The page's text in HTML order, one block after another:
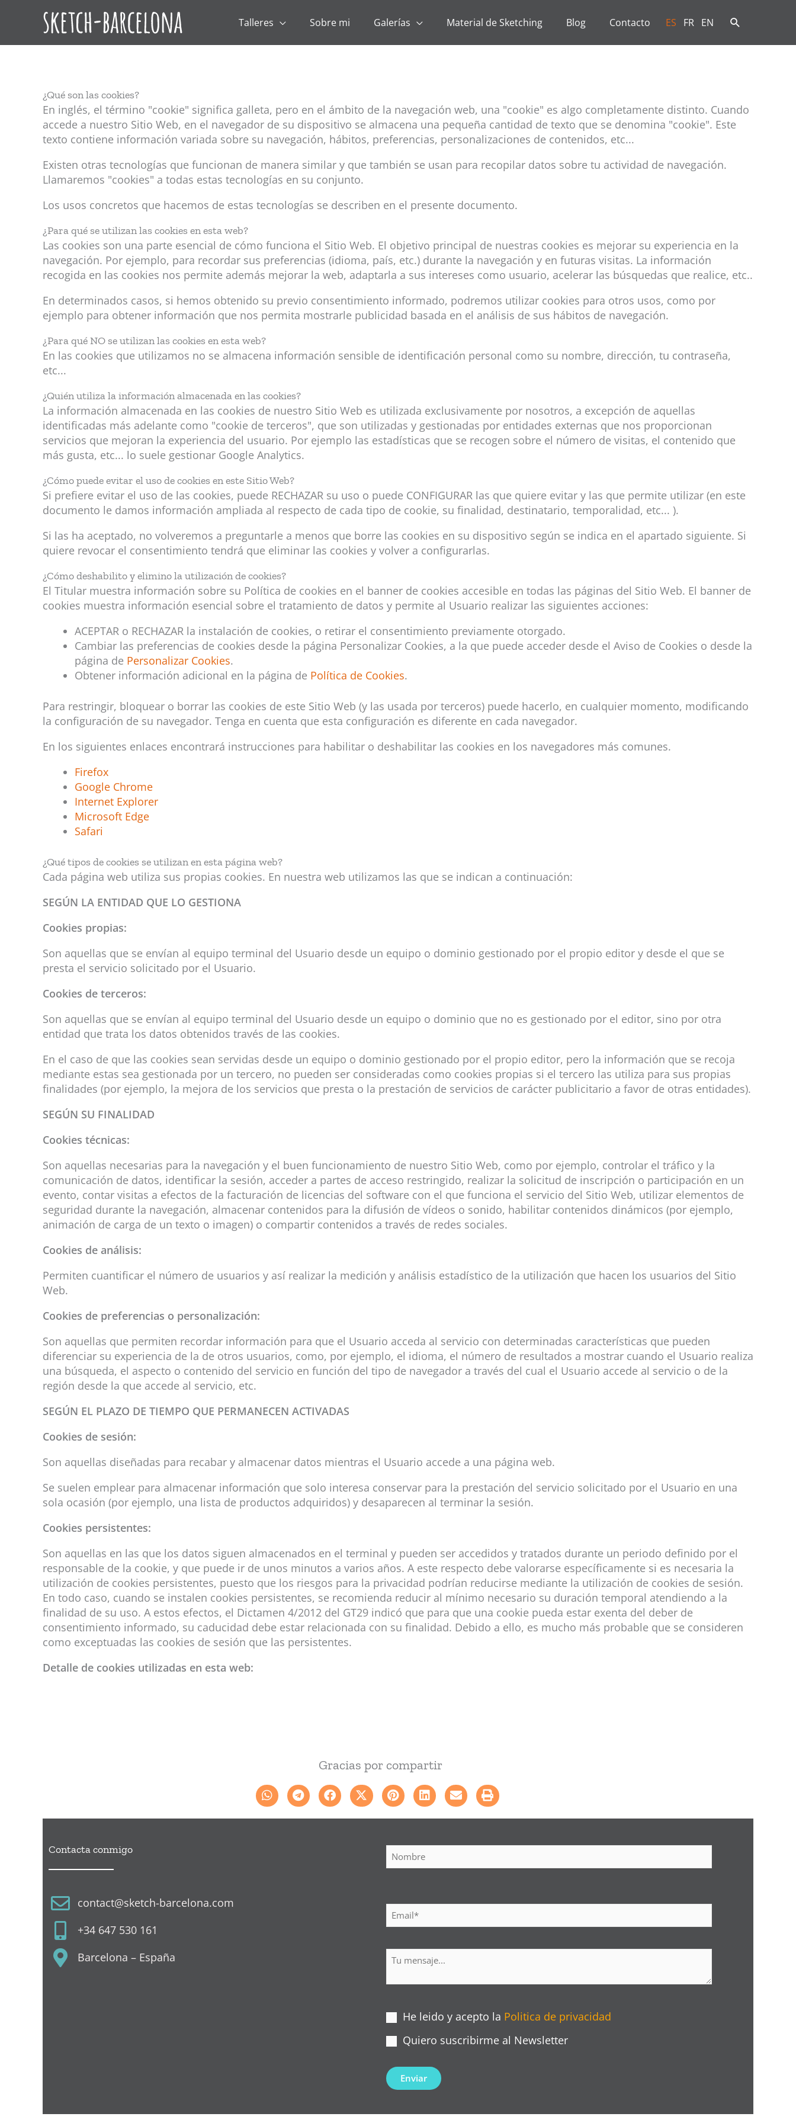
contenido
Talleres Sobre mi Galerías Material de Sketching Blog Contacto ES FR EN
¿Qué son las cookies?
En inglés, el término "cookie" significa galleta, pero en el ámbito de la navegación web, una "cookie" es algo completamente distinto. Cuando
accede a nuestro Sitio Web, en el navegador de su dispositivo se almacena una pequeña cantidad de texto que se denomina "cookie". Este
texto contiene información variada sobre su navegación, hábitos, preferencias, personalizaciones de contenidos, etc...
Existen otras tecnologías que funcionan de manera similar y que también se usan para recopilar datos sobre tu actividad de navegación.
Llamaremos "cookies" a todas estas tecnologías en su conjunto.
Los usos concretos que hacemos de estas tecnologías se describen en el presente documento.
¿Para qué se utilizan las cookies en esta web?
Las cookies son una parte esencial de cómo funciona el Sitio Web. El objetivo principal de nuestras cookies es mejorar su experiencia en la
navegación. Por ejemplo, para recordar sus preferencias (idioma, país, etc.) durante la navegación y en futuras visitas. La información
recogida en las cookies nos permite además mejorar la web, adaptarla a sus intereses como usuario, acelerar las búsquedas que realice, etc..
En determinados casos, si hemos obtenido su previo consentimiento informado, podremos utilizar cookies para otros usos, como por
ejemplo para obtener información que nos permita mostrarle publicidad basada en el análisis de sus hábitos de navegación.
¿Para qué NO se utilizan las cookies en esta web?
En las cookies que utilizamos no se almacena información sensible de identificación personal como su nombre, dirección, tu contraseña,
etc...
¿Quién utiliza la información almacenada en las cookies?
La información almacenada en las cookies de nuestro Sitio Web es utilizada exclusivamente por nosotros, a excepción de aquellas
identificadas más adelante como "cookie de terceros", que son utilizadas y gestionadas por entidades externas que nos proporcionan
servicios que mejoran la experiencia del usuario. Por ejemplo las estadísticas que se recogen sobre el número de visitas, el contenido que
más gusta, etc... lo suele gestionar Google Analytics.
¿Cómo puede evitar el uso de cookies en este Sitio Web?
Si prefiere evitar el uso de las cookies, puede RECHAZAR su uso o puede CONFIGURAR las que quiere evitar y las que permite utilizar (en este
documento le damos información ampliada al respecto de cada tipo de cookie, su finalidad, destinatario, temporalidad, etc... ).
Si las ha aceptado, no volveremos a preguntarle a menos que borre las cookies en su dispositivo según se indica en el apartado siguiente. Si
quiere revocar el consentimiento tendrá que eliminar las cookies y volver a configurarlas.
¿Cómo deshabilito y elimino la utilización de cookies?
El Titular muestra información sobre su Política de cookies en el banner de cookies accesible en todas las páginas del Sitio Web. El banner de
cookies muestra información esencial sobre el tratamiento de datos y permite al Usuario realizar las siguientes acciones:
ACEPTAR o RECHAZAR la instalación de cookies, o retirar el consentimiento previamente otorgado.
Cambiar las preferencias de cookies desde la página Personalizar Cookies, a la que puede acceder desde el Aviso de Cookies o desde la
página de Personalizar Cookies.
Obtener información adicional en la página de Política de Cookies.
Para restringir, bloquear o borrar las cookies de este Sitio Web (y las usada por terceros) puede hacerlo, en cualquier momento, modificando
la configuración de su navegador. Tenga en cuenta que esta configuración es diferente en cada navegador.
En los siguientes enlaces encontrará instrucciones para habilitar o deshabilitar las cookies en los navegadores más comunes.
Firefox
Google Chrome
Internet Explorer
Microsoft Edge
Safari
¿Qué tipos de cookies se utilizan en esta página web?
Cada página web utiliza sus propias cookies. En nuestra web utilizamos las que se indican a continuación:
SEGÚN LA ENTIDAD QUE LO GESTIONA
Cookies propias:
Son aquellas que se envían al equipo terminal del Usuario desde un equipo o dominio gestionado por el propio editor y desde el que se
presta el servicio solicitado por el Usuario.
Cookies de terceros:
Son aquellas que se envían al equipo terminal del Usuario desde un equipo o dominio que no es gestionado por el editor, sino por otra
entidad que trata los datos obtenidos través de las cookies.
En el caso de que las cookies sean servidas desde un equipo o dominio gestionado por el propio editor, pero la información que se recoja
mediante estas sea gestionada por un tercero, no pueden ser consideradas como cookies propias si el tercero las utiliza para sus propias
finalidades (por ejemplo, la mejora de los servicios que presta o la prestación de servicios de carácter publicitario a favor de otras entidades).
SEGÚN SU FINALIDAD
Cookies técnicas:
Son aquellas necesarias para la navegación y el buen funcionamiento de nuestro Sitio Web, como por ejemplo, controlar el tráfico y la
comunicación de datos, identificar la sesión, acceder a partes de acceso restringido, realizar la solicitud de inscripción o participación en un
evento, contar visitas a efectos de la facturación de licencias del software con el que funciona el servicio del Sitio Web, utilizar elementos de
seguridad durante la navegación, almacenar contenidos para la difusión de vídeos o sonido, habilitar contenidos dinámicos (por ejemplo,
animación de carga de un texto o imagen) o compartir contenidos a través de redes sociales.
Cookies de análisis:
Permiten cuantificar el número de usuarios y así realizar la medición y análisis estadístico de la utilización que hacen los usuarios del Sitio
Web.
Cookies de preferencias o personalización:
Son aquellas que permiten recordar información para que el Usuario acceda al servicio con determinadas características que pueden
diferenciar su experiencia de la de otros usuarios, como, por ejemplo, el idioma, el número de resultados a mostrar cuando el Usuario realiza
una búsqueda, el aspecto o contenido del servicio en función del tipo de navegador a través del cual el Usuario accede al servicio o de la
región desde la que accede al servicio, etc.
SEGÚN EL PLAZO DE TIEMPO QUE PERMANECEN ACTIVADAS
Cookies de sesión:
Son aquellas diseñadas para recabar y almacenar datos mientras el Usuario accede a una página web.
Se suelen emplear para almacenar información que solo interesa conservar para la prestación del servicio solicitado por el Usuario en una
sola ocasión (por ejemplo, una lista de productos adquiridos) y desaparecen al terminar la sesión.
Cookies persistentes:
Son aquellas en las que los datos siguen almacenados en el terminal y pueden ser accedidos y tratados durante un periodo definido por el
responsable de la cookie, y que puede ir de unos minutos a varios años. A este respecto debe valorarse específicamente si es necesaria la
utilización de cookies persistentes, puesto que los riesgos para la privacidad podrían reducirse mediante la utilización de cookies de sesión.
En todo caso, cuando se instalen cookies persistentes, se recomienda reducir al mínimo necesario su duración temporal atendiendo a la
finalidad de su uso. A estos efectos, el Dictamen 4/2012 del GT29 indicó que para que una cookie pueda estar exenta del deber de
consentimiento informado, su caducidad debe estar relacionada con su finalidad. Debido a ello, es mucho más probable que se consideren
como exceptuadas las cookies de sesión que las persistentes.
Detalle de cookies utilizadas en esta web:
Gracias por compartir
Contacta conmigo
contact@sketch-barcelona.com
+34 647 530 161
Barcelona – España
He leido y acepto la Politica de privacidad
Quiero suscribirme al Newsletter